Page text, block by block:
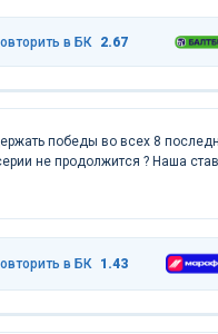
в БК 2.67
победы во всех 8
не продолжится ? Наша
в БК 1.43